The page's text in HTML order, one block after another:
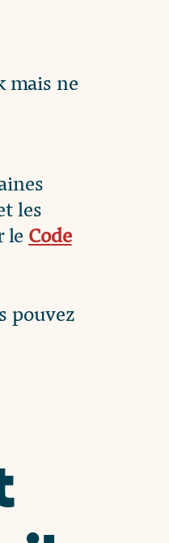
mais ne
les
le Code
pouvez